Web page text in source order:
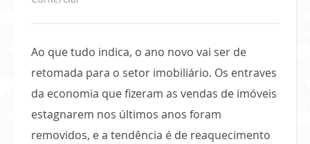
Ao que tudo indica, o ano novo vai ser de
retomada para o setor imobiliário. Os entraves
da economia que fizeram as vendas de imóveis
estagnarem nos últimos anos foram
removidos, e a tendência é de reaquecimento